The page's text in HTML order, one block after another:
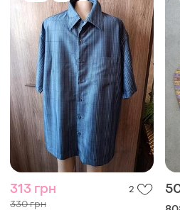
313 грн 2
330 грн